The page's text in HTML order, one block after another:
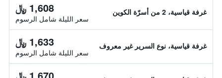
غرفة قياسية، 2 من أسرّة الكوين 1,608 ﷼
سعر الليلة شامل الرسوم
غرفة قياسية، نوع السرير غير معروف 1,633 ﷼
سعر الليلة شامل الرسوم